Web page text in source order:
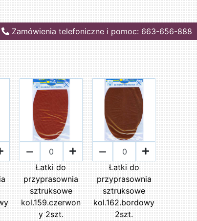
Zamówienia telefoniczne i pomoc: 663-656-888
Łatki do
przyprasownia
sztruksowe
kol.159.czerwon
y 2szt.
Łatki do
przyprasownia
sztruksowe
kol.162.bordowy
2szt.